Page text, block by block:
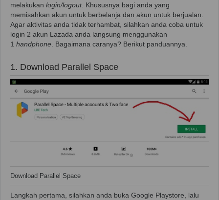
melakukan login/logout. Khususnya bagi anda yang
memisahkan akun untuk berbelanja dan akun untuk berjualan.
Agar aktivitas anda tidak terhambat, silahkan anda coba untuk
login 2 akun Lazada anda langsung menggunakan
1 handphone. Bagaimana caranya? Berikut panduannya.
1. Download Parallel Space
Download Parallel Space
Langkah pertama, silahkan anda buka Google Playstore, lalu